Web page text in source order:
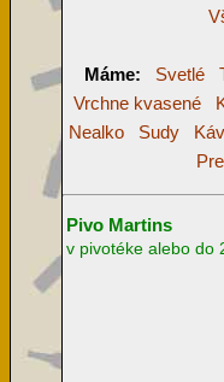
Máme: Svetlé
Vrchne kvasené
Nealko
Sudy
Pivo Martins
v pivotéke alebo do